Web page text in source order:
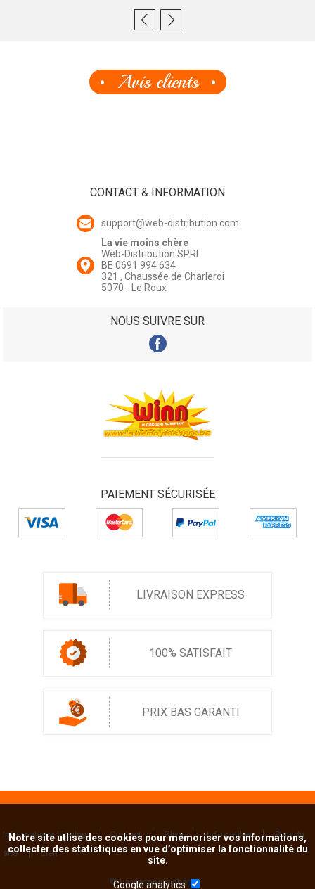
Avis clients
CONTACT & INFORMATION
support@web-distribution.com
La vie moins chère
Web-Distribution SPRL
BE 0691 994 634
321 , Chaussée de Charleroi
5070 - Le Roux
NOUS SUIVRE SUR
PAIEMENT SÉCURISÉE
LIVRAISON EXPRESS
100% SATISFAIT
PRIX BAS GARANTI
Informations légales Contact Blog Infos utiles
Plan du
site
Lien
© La vie moins chère
Notre site utlise des cookies pour mémoriser vos informations,
collecter des statistiques en vue d’optimiser la fonctionnalité du
site.
Google analytics